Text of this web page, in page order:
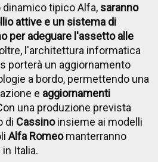
tipico Alfa, saranno
attive e un sistema di
per adeguare l'assetto alle
l'architettura informatica
porterà un aggiornamento
a bordo, permettendo una
e aggiornamenti
una produzione prevista
di Cassinoinsieme ai modelli
Alfa Romeomanterranno
Italia.